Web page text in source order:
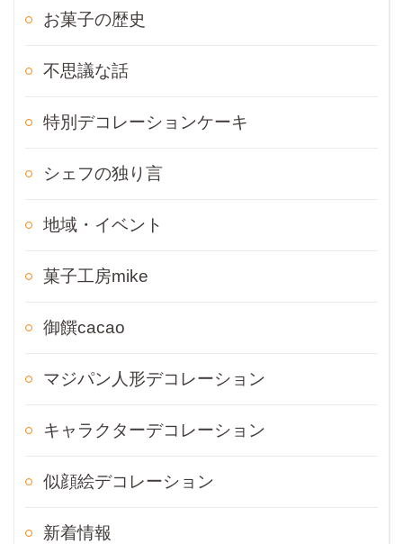
お菓子の歴史
不思議な話
特別デコレーションケーキ
シェフの独り言
地域・イベント
菓子工房mike
御饌cacao
マジパン人形デコレーション
キャラクターデコレーション
似顔絵デコレーション
新着情報